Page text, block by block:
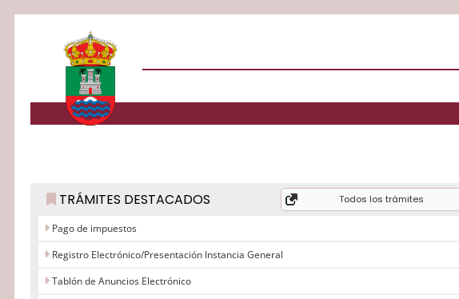
TRÁMITES DESTACADOS
Pago de impuestos
Registro Electrónico/Presentación Instancia General
Tablón de Anuncios Electrónico
Todos los trámites